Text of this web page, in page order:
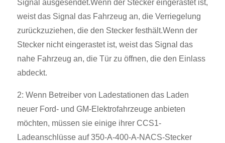
Signal ausgesendet.Wenn der Stecker eingerastet ist,
weist das Signal das Fahrzeug an, die Verriegelung
zurückzuziehen, die den Stecker festhält.Wenn der
Stecker nicht eingerastet ist, weist das Signal das
nahe Fahrzeug an, die Tür zu öffnen, die den Einlass
abdeckt.
2: Wenn Betreiber von Ladestationen das Laden
neuer Ford- und GM-Elektrofahrzeuge anbieten
möchten, müssen sie einige ihrer CCS1-
Ladeanschlüsse auf 350-A-400-A-NACS-Stecker